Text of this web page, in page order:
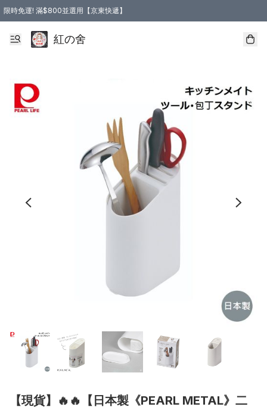
限時免運! 滿$800並選用【京東快遞】
紅の舍
【現貨】🔥🔥【日本製《PEARL METAL》二